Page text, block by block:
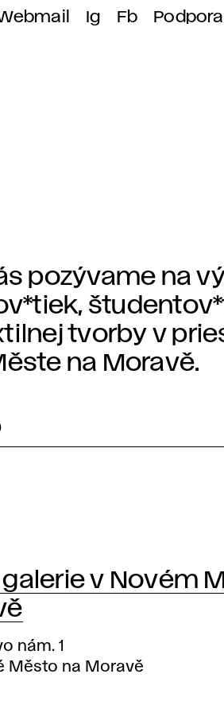
Ig Fb
pozývame na
tvorby v
na Moravě.
v Novém
nám. 1
Město na Moravě